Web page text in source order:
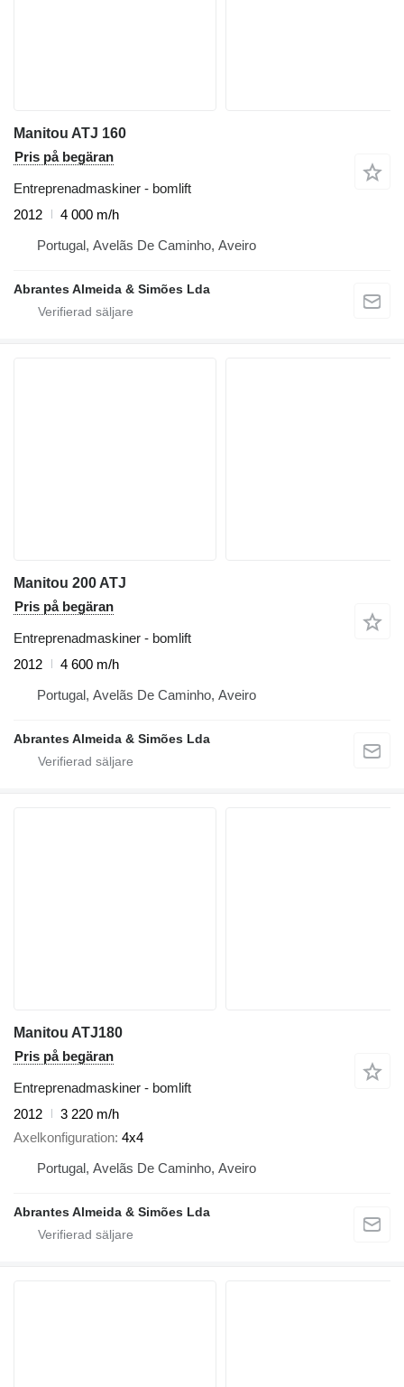
Manitou ATJ 160
Pris på begäran
Entreprenadmaskiner - bomlift
2012
4 000 m/h
Portugal, Avelãs De Caminho, Aveiro
Abrantes Almeida & Simões Lda
Manitou 200 ATJ
Pris på begäran
Entreprenadmaskiner - bomlift
2012
4 600 m/h
Portugal, Avelãs De Caminho, Aveiro
Abrantes Almeida & Simões Lda
Manitou ATJ180
Pris på begäran
Entreprenadmaskiner - bomlift
2012
3 220 m/h
Axelkonfiguration 4x4
Portugal, Avelãs De Caminho, Aveiro
Abrantes Almeida & Simões Lda